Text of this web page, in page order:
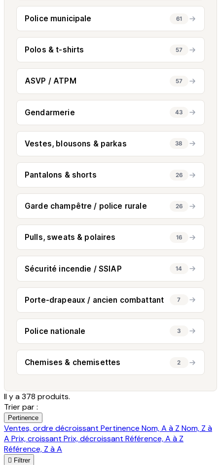
Police municipale 61
Polos & t-shirts 57
ASVP / ATPM 57
Gendarmerie 43
Vestes, blousons & parkas 38
Pantalons & shorts 26
Garde champêtre / police rurale 26
Pulls, sweats & polaires 16
Sécurité incendie / SSIAP 14
Porte-drapeaux / ancien combattant 7
Police nationale 3
Chemises & chemisettes 2
Il y a 378 produits.
Trier par :
Pertinence
Ventes, ordre décroissant Pertinence Nom, A à Z Nom, Z à
A Prix, croissant Prix, décroissant Référence, A à Z
Référence, Z à A
 Filtrer